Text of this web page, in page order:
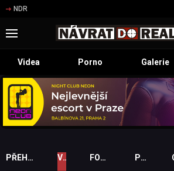
NDR
Videa Porno Galerie
PŘEHLED PROFILU VIDEA FOTOGALERIE PŘÁTELÉ